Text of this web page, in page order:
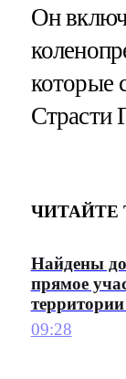
Он
которые
Страсти
ЧИТАЙТЕ
Найдены
прямое
09:28